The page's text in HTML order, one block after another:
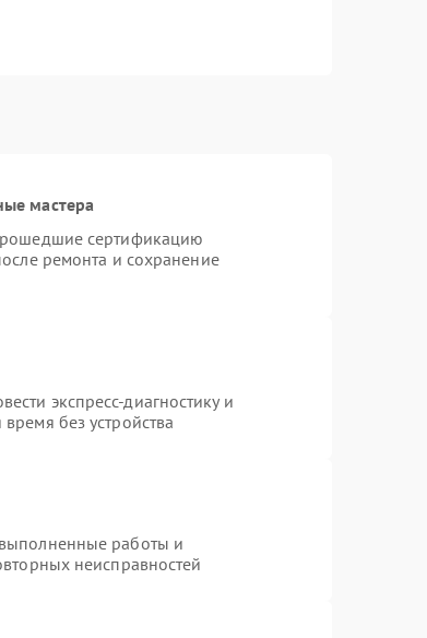
мастера
сертификацию
ремонта и сохранение
экспресс-диагностику и
без устройства
работы и
неисправностей